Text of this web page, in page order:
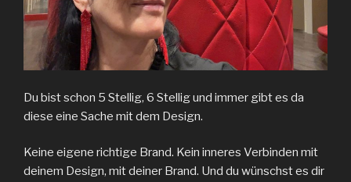
Du bist schon 5 Stellig, 6 Stellig und immer gibt es da
diese eine Sache mit dem Design.
Keine eigene richtige Brand. Kein inneres Verbinden mit
deinem Design, mit deiner Brand. Und du wünschst es dir